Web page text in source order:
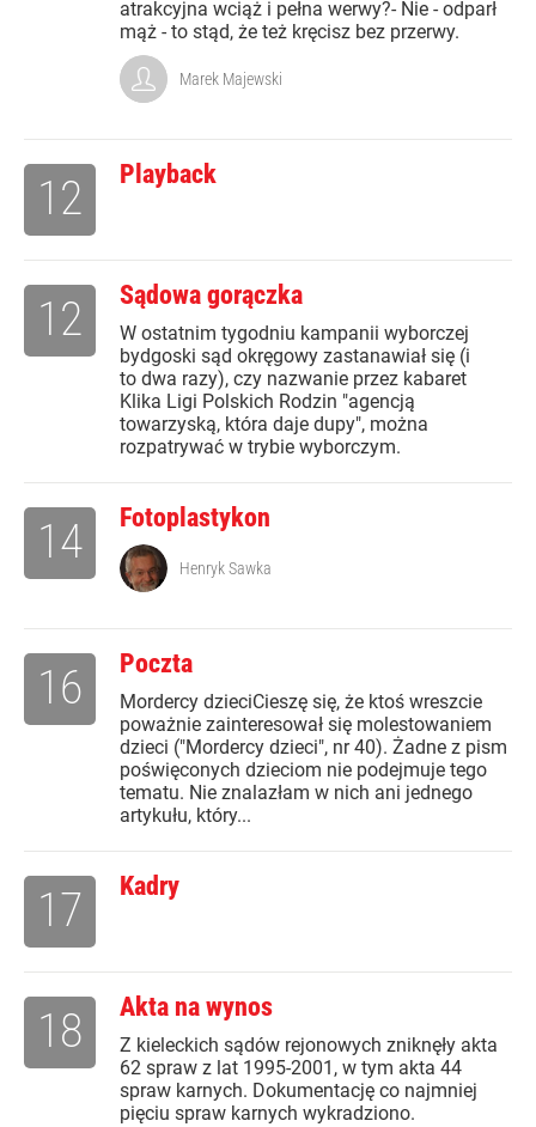
atrakcyjna wciąż i pełna werwy?- Nie - odparł
mąż - to stąd, że też kręcisz bez przerwy.
Marek Majewski
Playback
12
Sądowa gorączka
W ostatnim tygodniu kampanii wyborczej
bydgoski sąd okręgowy zastanawiał się (i
to dwa razy), czy nazwanie przez kabaret
Klika Ligi Polskich Rodzin "agencją
towarzyską, która daje dupy", można
rozpatrywać w trybie wyborczym.
12
Fotoplastykon
14 Henryk Sawka
Poczta
Mordercy dzieciCieszę się, że ktoś wreszcie
poważnie zainteresował się molestowaniem
dzieci ("Mordercy dzieci", nr 40). Żadne z pism
poświęconych dzieciom nie podejmuje tego
tematu. Nie znalazłam w nich ani jednego
artykułu, który...
16
Kadry
17
Akta na wynos
Z kieleckich sądów rejonowych zniknęły akta
62 spraw z lat 1995-2001, w tym akta 44
spraw karnych. Dokumentację co najmniej
pięciu spraw karnych wykradziono.
18